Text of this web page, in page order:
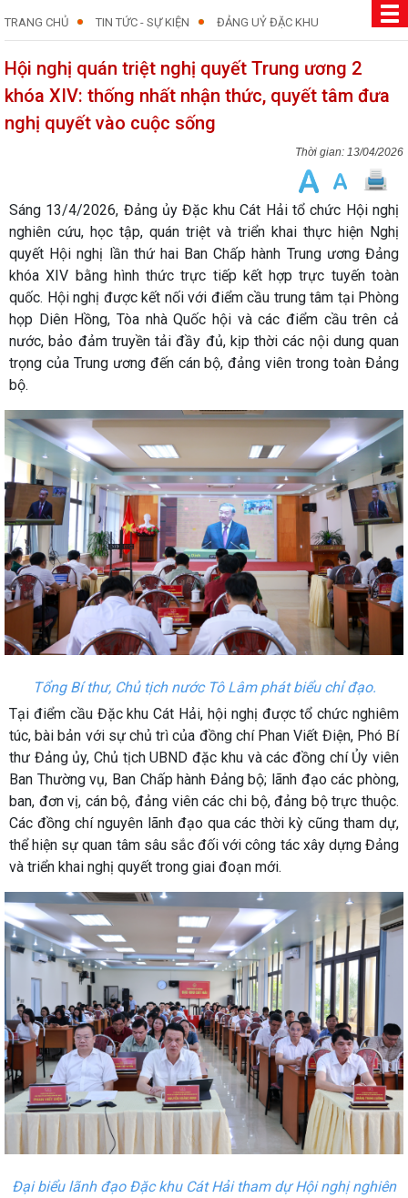
TRANG CHỦ TIN TỨC - SỰ KIỆN ĐẢNG UỶ ĐẶC KHU
Hội nghị quán triệt nghị quyết Trung ương 2
khóa XIV: thống nhất nhận thức, quyết tâm đưa
nghị quyết vào cuộc sống
13/04/2026
Sáng 13/4/2026, Đảng ủy Đặc khu Cát Hải tổ chức Hội nghị
nghiên cứu, học tập, quán triệt và triển khai thực hiện Nghị
quyết Hội nghị lần thứ hai Ban Chấp hành Trung ương Đảng
khóa XIV bằng hình thức trực tiếp kết hợp trực tuyến toàn
quốc. Hội nghị được kết nối với điểm cầu trung tâm tại Phòng
họp Diên Hồng, Tòa nhà Quốc hội và các điểm cầu trên cả
nước, bảo đảm truyền tải đầy đủ, kịp thời các nội dung quan
trọng của Trung ương đến cán bộ, đảng viên trong toàn Đảng
bộ.
Tổng Bí thư, Chủ tịch nước Tô Lâm phát biểu chỉ đạo.
Tại điểm cầu Đặc khu Cát Hải, hội nghị được tổ chức nghiêm
túc, bài bản với sự chủ trì của đồng chí Phan Viết Điện, Phó Bí
thư Đảng ủy, Chủ tịch UBND đặc khu và các đồng chí Ủy viên
Ban Thường vụ, Ban Chấp hành Đảng bộ; lãnh đạo các phòng,
ban, đơn vị, cán bộ, đảng viên các chi bộ, đảng bộ trực thuộc.
Các đồng chí nguyên lãnh đạo qua các thời kỳ cũng tham dự,
thể hiện sự quan tâm sâu sắc đối với công tác xây dựng Đảng
và triển khai nghị quyết trong giai đoạn mới.
Đại biểu lãnh đạo Đặc khu Cát Hải tham dự Hội nghị nghiên